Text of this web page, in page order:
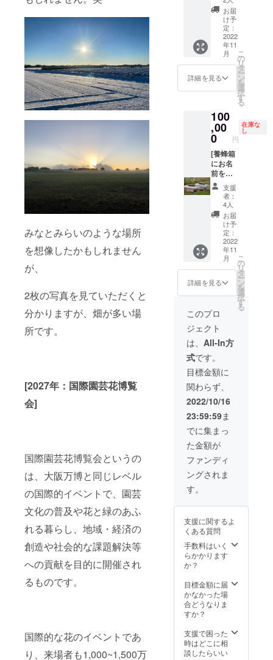
みなとみらいのような場所
を想像したかもしれません
が、
2枚の写真を見ていただくと
分かりますが、畑が多い場
所です。
[2027年：国際園芸花博覧
会]
国際園芸花博覧会というの
は、大阪万博と同じレベル
の国際的イベントで、園芸
文化の普及や花と緑のあふ
れる暮らし、地域・経済の
創造や社会的な課題解決等
への貢献を目的に開催され
るものです。
国際的な花のイベントであ
り、来場者も1,000~1,500万
ラベル
に表記
されま
表示は
お届け
商品の
ラベル
に表記
されま
す ※web
バナー
先をお
知らせ
致しま
す。
の食品
表示は
お届け
商品の
ラベル
に表記
されま
す
た方の
「お花
の1区
画」を
ミツバ
チのた
めに作
りま
す。 ・
実際に
レート
をお花
エリア
に立て
ること
で、支
援して
くだ
さった
方への
感謝を
表しま
す。 ・
瀬谷で
採れた
ハチミ
ツ50g ※
原材料
及び添
加物等
の食品
表示は
お届け
商品の
ラベル
に表記
されま
す
お届
け予
定：
2022
年11
月
詳細を見る
こ
の
リ
タ
ー
ン
を
選
択
す
る
100
,00
0 円
在庫な
し
[養蜂箱
にお名
前を掘
ります]
・ご支
援くだ
さった
方の名
前を養
蜂箱に
付けさ
せてい
ただき
ます。
└1年
間、文
字のみ
となり
ます。
・日々
の発信
などで
お名前
の方を
公開す
ること
になり
ます。
・最大
のご支
援枠と
なって
おりま
す。 ・
ハチミ
※原材料
及び添
加物等
の食品
表示は
商品の
ラベル
に表記
されま
考欄に
掘らせ
ていた
支援
者：
4人
お届
け予
定：
2022
年11
月
詳細を見る
こ
の
リ
タ
ー
ン
を
選
択
す
る
このプロ
ジェクト
は、 All-In方
式です。
目標金額に
関わらず、
2022/10/16
23:59:59ま
でに集まっ
た金額が
ファンディ
ングされま
す。
支援に関するよ
くある質問
手数料はいく
らかかります
か？
目標金額に届
かなかった場
合どうなりま
すか？
支援で困った
時はどこに相
談したらいい